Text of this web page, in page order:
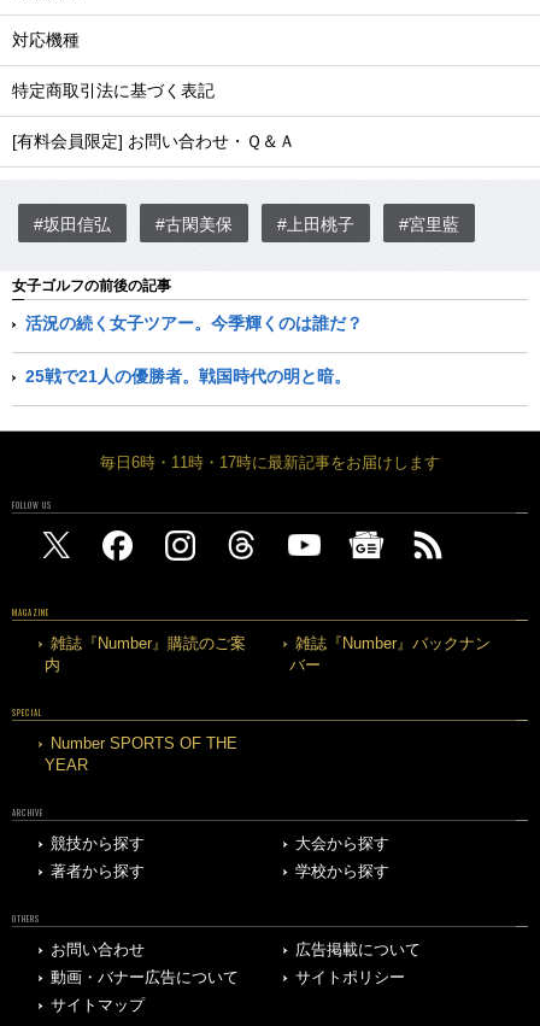
対応機種
特定商取引法に基づく表記
[有料会員限定] お問い合わせ・Ｑ＆Ａ
#坂田信弘 #古閑美保 #上田桃子 #宮里藍
女子ゴルフの前後の記事
活況の続く女子ツアー。今季輝くのは誰だ？
25戦で21人の優勝者。戦国時代の明と暗。
毎日6時・11時・17時に最新記事をお届けします
FOLLOW US
MAGAZINE
雑誌『Number』購読のご案
内
雑誌『Number』バックナン
バー
SPECIAL
Number SPORTS OF THE
YEAR
ARCHIVE
競技から探す
大会から探す
著者から探す
学校から探す
OTHERS
お問い合わせ
広告掲載について
動画・バナー広告について
サイトポリシー
サイトマップ